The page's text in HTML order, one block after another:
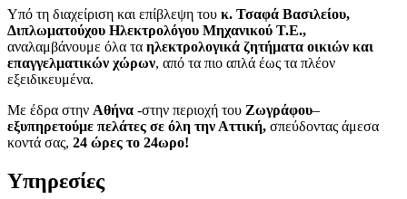
Υπό τη διαχείριση και επίβλεψη του κ. Τσαφά Βασιλείου,
Διπλωματούχου Ηλεκτρολόγου Μηχανικού Τ.Ε.,
αναλαμβάνουμε όλα τα ηλεκτρολογικά ζητήματα οικιών και
επαγγελματικών χώρων, από τα πιο απλά έως τα πλέον
εξειδικευμένα.
Με έδρα στην Αθήνα -στην περιοχή του Ζωγράφου–
εξυπηρετούμε πελάτες σε όλη την Αττική, σπεύδοντας άμεσα
κοντά σας, 24 ώρες το 24ωρο!
Υπηρεσίες